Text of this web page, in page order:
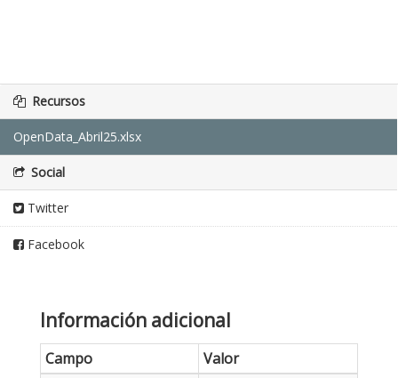
Recursos
OpenData_Abril25.xlsx
Social
Twitter
Facebook
Información adicional
Campo
Valor